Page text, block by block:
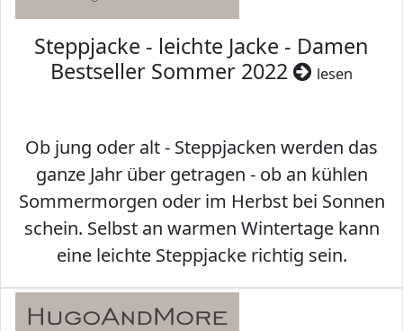
Steppjacke - leichte Jacke - Damen
Bestseller Sommer 2022
lesen
Ob jung oder alt - Steppjacken werden das
ganze Jahr über getragen - ob an kühlen
Sommermorgen oder im Herbst bei Sonnen
schein. Selbst an warmen Wintertage kann
eine leichte Steppjacke richtig sein.